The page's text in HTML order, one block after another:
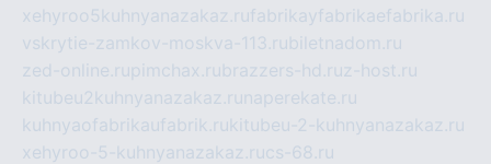
xehyroo5kuhnyanazakaz.rufabrikayfabrikaefabrika.ru
vskrytie-zamkov-moskva-113.rubiletnadom.ru
zed-online.rupimchax.rubrazzers-hd.ruz-host.ru
kitubeu2kuhnyanazakaz.ru naperekate.ru
kuhnyaofabrikaufabrik.rukitubeu-2-kuhnyanazakaz.ru
xehyroo-5-kuhnyanazakaz.rucs-68.ru